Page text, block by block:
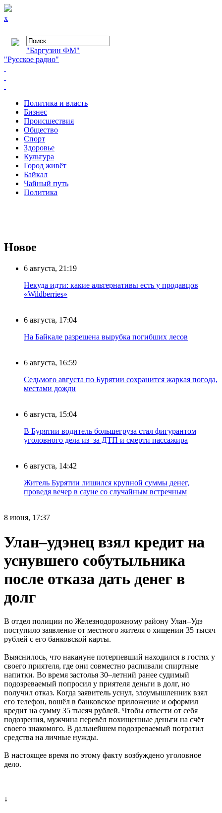
x
"Баргузин ФМ"
"Русское радио"
Политика и власть
Бизнес
Происшествия
Общество
Cпорт
Здоровье
Культура
Город живёт
Байкал
Чайный путь
Политика
Новое
6 августа, 21:19
Некуда идти: какие альтернативы есть у продавцов
«Wildberries»
6 августа, 17:04
На Байкале разрешена вырубка погибших лесов
6 августа, 16:59
Седьмого августа по Бурятии сохранится жаркая погода,
местами дожди
6 августа, 15:04
В Бурятии водитель большегруза стал фигурантом
уголовного дела из–за ДТП и смерти пассажира
6 августа, 14:42
Житель Бурятии лишился крупной суммы денег,
проведя вечер в сауне со случайным встречным
8 июня, 17:37
Улан–удэнец взял кредит на
уснувшего собутыльника
после отказа дать денег в
долг
В отдел полиции по Железнодорожному району Улан–Удэ
поступило заявление от местного жителя о хищении 35 тысяч
рублей с его банковской карты.
Выяснилось, что накануне потерпевший находился в гостях у
своего приятеля, где они совместно распивали спиртные
напитки. Во время застолья 30–летний ранее судимый
подозреваемый попросил у приятеля деньги в долг, но
получил отказ. Когда заявитель уснул, злоумышленник взял
его телефон, вошёл в банковское приложение и оформил
кредит на сумму 35 тысяч рублей. Чтобы отвести от себя
подозрения, мужчина перевёл похищенные деньги на счёт
своего знакомого. В дальнейшем подозреваемый потратил
средства на личные нужды.
В настоящее время по этому факту возбуждено уголовное
дело.
↓